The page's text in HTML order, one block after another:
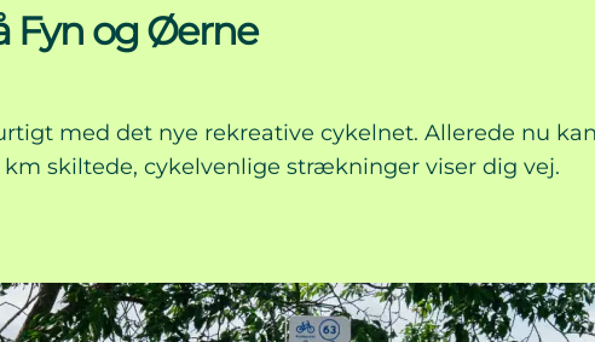
Fyn og Øerne
med det nye rekreative cykelnet. Allerede nu
km skiltede, cykelvenlige strækninger viser dig vej.